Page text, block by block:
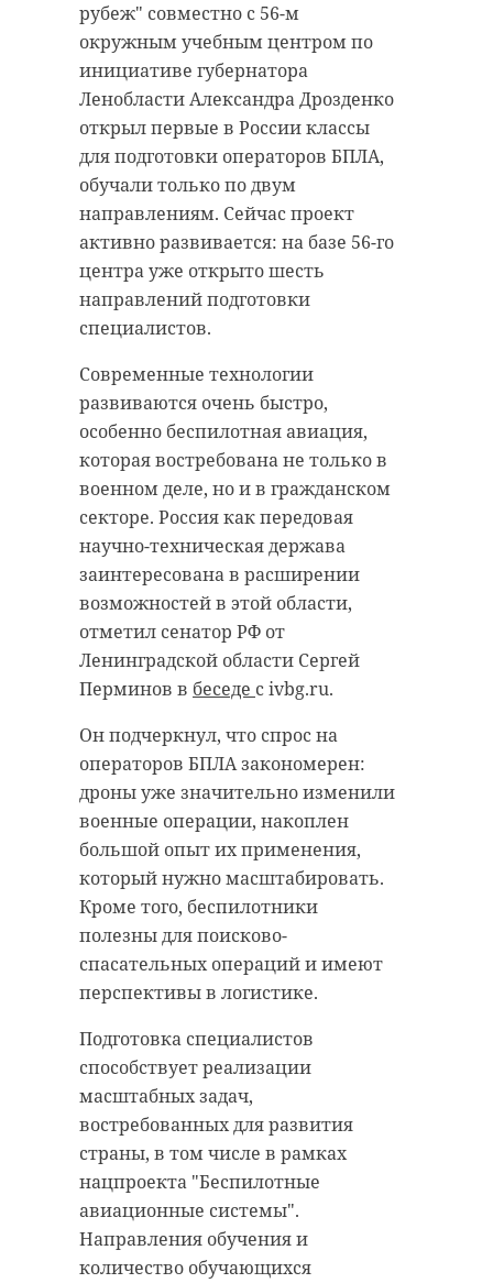
рубеж" совместно с 56-м
окружным учебным центром по
инициативе губернатора
Ленобласти Александра Дрозденко
открыл первые в России классы
для подготовки операторов БПЛА,
обучали только по двум
направлениям. Сейчас проект
активно развивается: на базе 56-го
центра уже открыто шесть
направлений подготовки
специалистов.
Современные технологии
развиваются очень быстро,
особенно беспилотная авиация,
которая востребована не только в
военном деле, но и в гражданском
секторе. Россия как передовая
научно-техническая держава
заинтересована в расширении
возможностей в этой области,
отметил сенатор РФ от
Ленинградской области Сергей
Перминов в беседе с ivbg.ru.
Он подчеркнул, что спрос на
операторов БПЛА закономерен:
дроны уже значительно изменили
военные операции, накоплен
большой опыт их применения,
который нужно масштабировать.
Кроме того, беспилотники
полезны для поисково-
спасательных операций и имеют
перспективы в логистике.
Подготовка специалистов
способствует реализации
масштабных задач,
востребованных для развития
страны, в том числе в рамках
нацпроекта "Беспилотные
авиационные системы".
Направления обучения и
количество обучающихся